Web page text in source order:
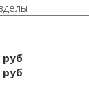
руб
руб